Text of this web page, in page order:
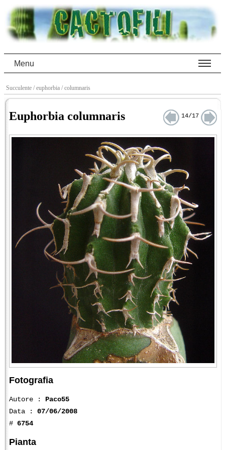
Menu
Succulente / euphorbia / columnaris
Euphorbia columnaris 14/17
Fotografia
Autore : Paco55
Data : 07/06/2008
# 6754
Pianta